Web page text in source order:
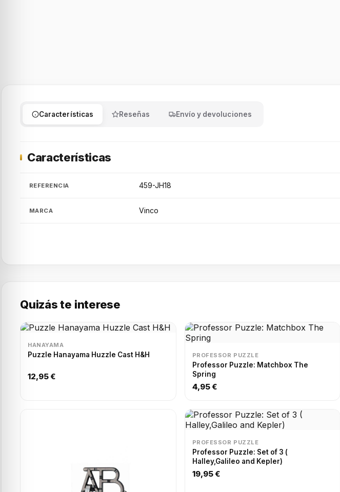
Características Reseñas Envío y devoluciones
Características
REFERENCIA 459-JH18
MARCA Vinco
Quizás te interese
HANAYAMA
Puzzle Hanayama Huzzle Cast H&H
12,95 €
PROFESSOR PUZZLE
Professor Puzzle: Matchbox The
Spring
4,95 €
PROFESSOR PUZZLE
Professor Puzzle: Set of 3 (
Halley,Galileo and Kepler)
19,95 €